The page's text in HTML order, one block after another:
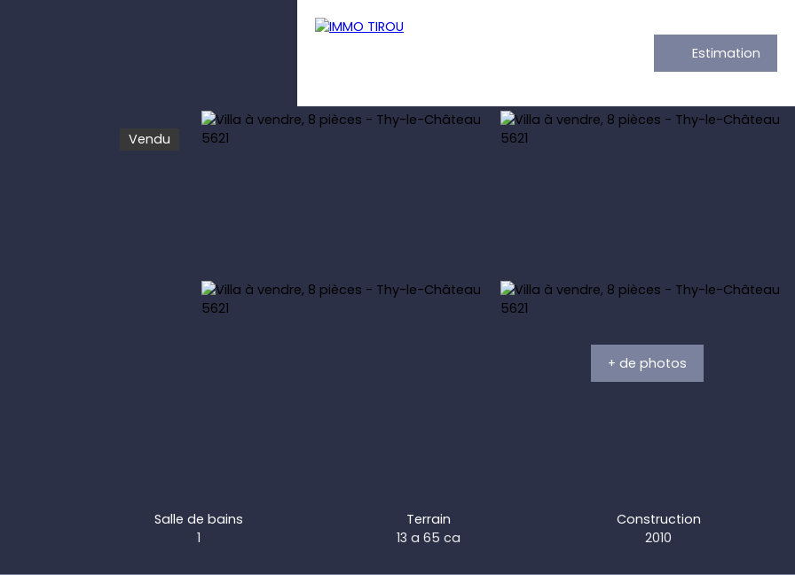
Estimation
Vendu
+ de photos
Salle de bains
1
Terrain
13 a 65 ca
Construction
2010